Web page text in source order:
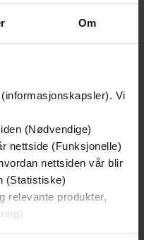
Om
Vi
(Nødvendige)
nettside (Funksjonelle)
nettsiden vår blir
(Statistiske)
relevante produkter,
296,-
Anita Mitra